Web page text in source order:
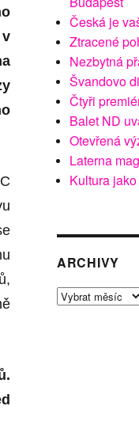
Česká je
Ztracené
Nezbytná
Švandovo
Čtyři
Balet ND
Otevřená
Laterna
Kultura
ARCHIVY
Archivy